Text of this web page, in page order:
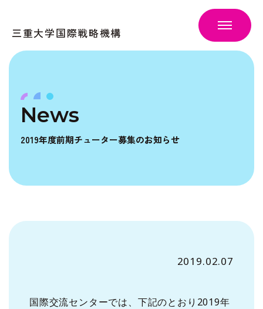
三重大学国際戦略機構
News
2019年度前期チューター募集のお知らせ
2019.02.07
国際交流センターでは、下記のとおり2019年